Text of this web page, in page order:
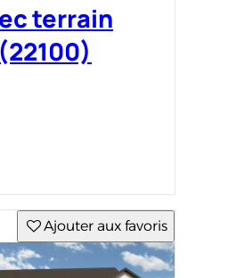
terrain
Ajouter aux favoris